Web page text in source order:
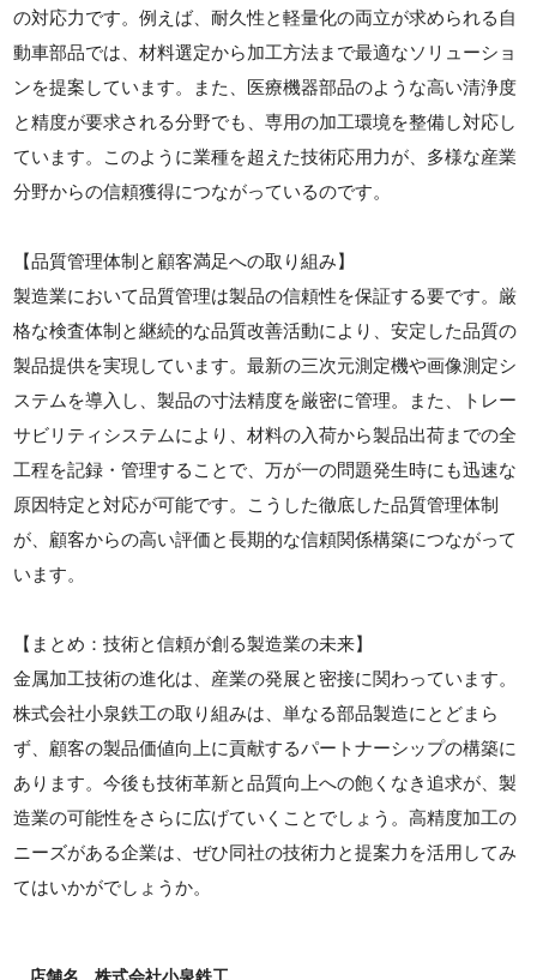
の対応力です。例えば、耐久性と軽量化の両立が求められる自
動車部品では、材料選定から加工方法まで最適なソリューショ
ンを提案しています。また、医療機器部品のような高い清浄度
と精度が要求される分野でも、専用の加工環境を整備し対応し
ています。このように業種を超えた技術応用力が、多様な産業
分野からの信頼獲得につながっているのです。
【品質管理体制と顧客満足への取り組み】
製造業において品質管理は製品の信頼性を保証する要です。厳
格な検査体制と継続的な品質改善活動により、安定した品質の
製品提供を実現しています。最新の三次元測定機や画像測定シ
ステムを導入し、製品の寸法精度を厳密に管理。また、トレー
サビリティシステムにより、材料の入荷から製品出荷までの全
工程を記録・管理することで、万が一の問題発生時にも迅速な
原因特定と対応が可能です。こうした徹底した品質管理体制
が、顧客からの高い評価と長期的な信頼関係構築につながって
います。
【まとめ：技術と信頼が創る製造業の未来】
金属加工技術の進化は、産業の発展と密接に関わっています。
株式会社小泉鉄工の取り組みは、単なる部品製造にとどまら
ず、顧客の製品価値向上に貢献するパートナーシップの構築に
あります。今後も技術革新と品質向上への飽くなき追求が、製
造業の可能性をさらに広げていくことでしょう。高精度加工の
ニーズがある企業は、ぜひ同社の技術力と提案力を活用してみ
てはいかがでしょうか。
店舗名 株式会社小泉鉄工